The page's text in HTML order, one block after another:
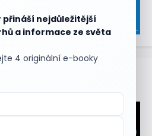
nejdůležitější
a informace ze světa
4 originální e-booky